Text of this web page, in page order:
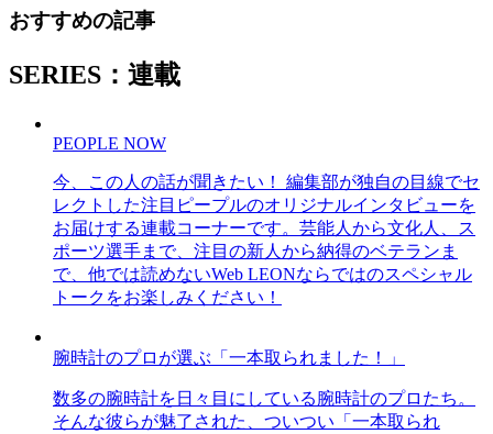
おすすめの記事
SERIES：連載
PEOPLE NOW
今、この人の話が聞きたい！ 編集部が独自の目線でセ
レクトした注目ピープルのオリジナルインタビューを
お届けする連載コーナーです。芸能人から文化人、ス
ポーツ選手まで、注目の新人から納得のベテランま
で、他では読めないWeb LEONならではのスペシャル
トークをお楽しみください！
腕時計のプロが選ぶ「一本取られました！」
数多の腕時計を日々目にしている腕時計のプロたち。
そんな彼らが魅了された、ついつい「一本取られ